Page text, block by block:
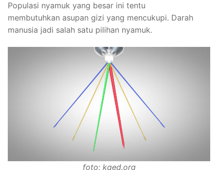
Populasi nyamuk yang besar ini tentu
membutuhkan asupan gizi yang mencukupi. Darah
manusia jadi salah satu pilihan nyamuk.
foto: kqed.org